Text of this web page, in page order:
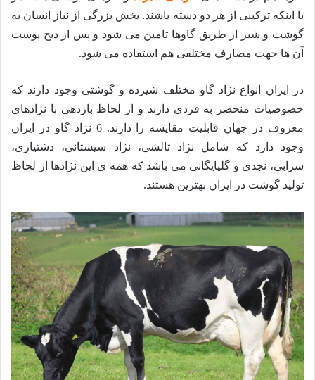
یا اینکه ترکیبی از هر دو دسته باشند. بخش بزرگی از نیاز انسان به
گوشت و شیر از طریق گاوها تامین می شود و پس از ذبح پوست
آن ها جهت مصارف مختلفی هم استفاده می شود.
در ایران انواع نژاد گاو مختلف شیرده و گوشتی وجود دارند که
خصوصیات منحصر به فردی دارند و از لحاظ بازدهی با نژادهای
معروف در جهان قابلیت مقایسه را دارند. 6 نژاد گاو در ایران
وجود دارد که شامل نژاد تالشی، نژاد سیستانی، دشتیاری،
سرابی، نجدی و گلپایگانی می باشد که همه ی این نژادها از لحاظ
تولید گوشت در ایران بهترین هستند.